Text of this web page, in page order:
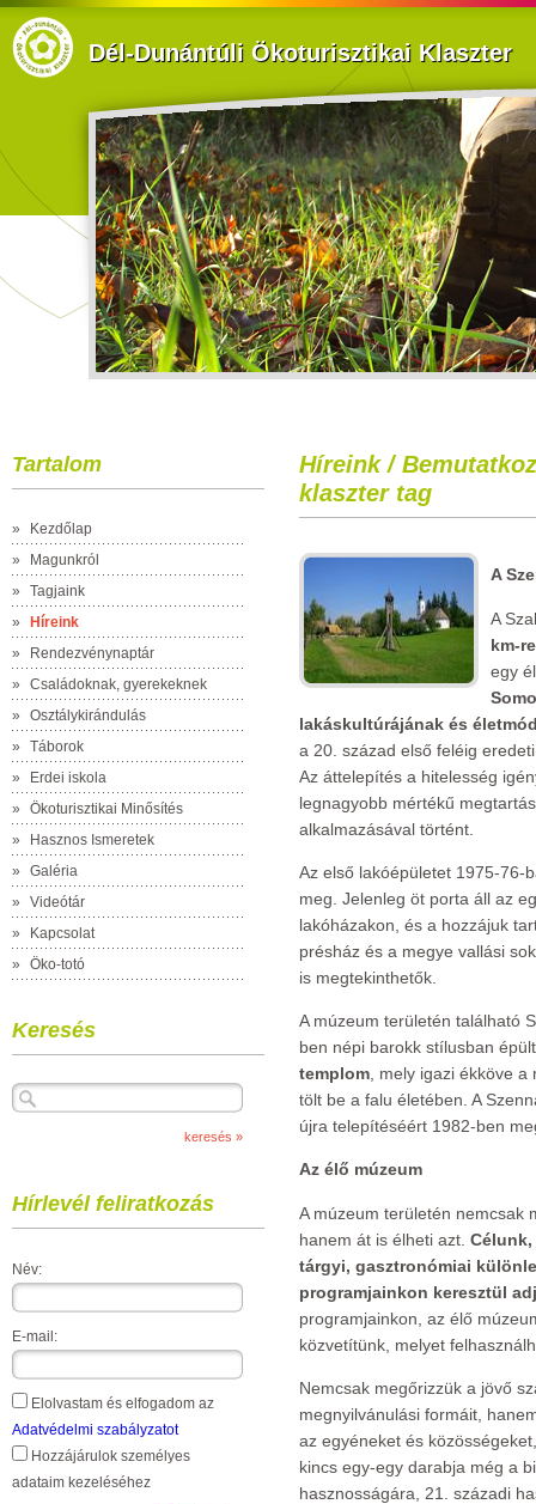
Dél-Dunántúli Ökoturisztikai Klaszter
Tartalom
»
Kezdőlap
»
Magunkról
»
Tagjaink
»
Híreink
»
Rendezvénynaptár
»
Családoknak, gyerekeknek
»
Osztálykirándulás
»
Táborok
»
Erdei iskola
»
Ökoturisztikai Minősítés
»
Hasznos Ismeretek
»
Galéria
»
Videótár
»
Kapcsolat
»
Öko-totó
Keresés
Hírlevél feliratkozás
Név:
E-mail:
Elolvastam és elfogadom az
Adatvédelmi szabályzatot
Hozzájárulok személyes
adataim kezeléséhez
Híreink /
klaszter tag
A
A
km-
egy
lakáskultúrájának és
a 20. század első feléig
Az áttelepítés a hitelesség
legnagyobb mértékű
alkalmazásával történt.
Az első lakóépületet 1975-76-
meg. Jelenleg öt porta áll az
lakóházakon, és a hozzájuk
présház és a megye vallási
is megtekinthetők.
A múzeum területén található
ben népi barokk stílusban
templom , mely igazi ékköve
tölt be a falu életében. A
újra telepítéséért 1982-ben
Az élő múzeum
A múzeum területén nemcsak
hanem át is élheti azt.
tárgyi, gasztronómiai
programjainkon keresztül
programjainkon, az élő
közvetítünk, melyet
Nemcsak megőrizzük a jövő
megnyilvánulási formáit,
az egyéneket és
kincs egy-egy darabja még a
hasznosságára, 21. századi